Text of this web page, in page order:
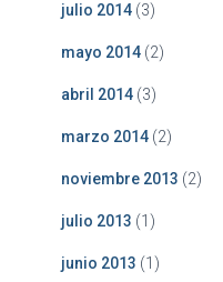
julio 2014 (3)
mayo 2014 (2)
abril 2014 (3)
marzo 2014 (2)
noviembre 2013 (2)
julio 2013 (1)
junio 2013 (1)